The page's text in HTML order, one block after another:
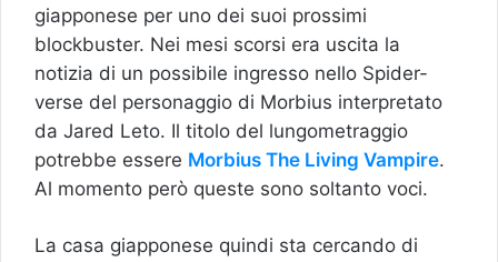
giapponese per uno dei suoi prossimi
blockbuster. Nei mesi scorsi era uscita la
notizia di un possibile ingresso nello Spider-
verse del personaggio di Morbius interpretato
da Jared Leto. Il titolo del lungometraggio
potrebbe essere Morbius The Living Vampire.
Al momento però queste sono soltanto voci.
La casa giapponese quindi sta cercando di